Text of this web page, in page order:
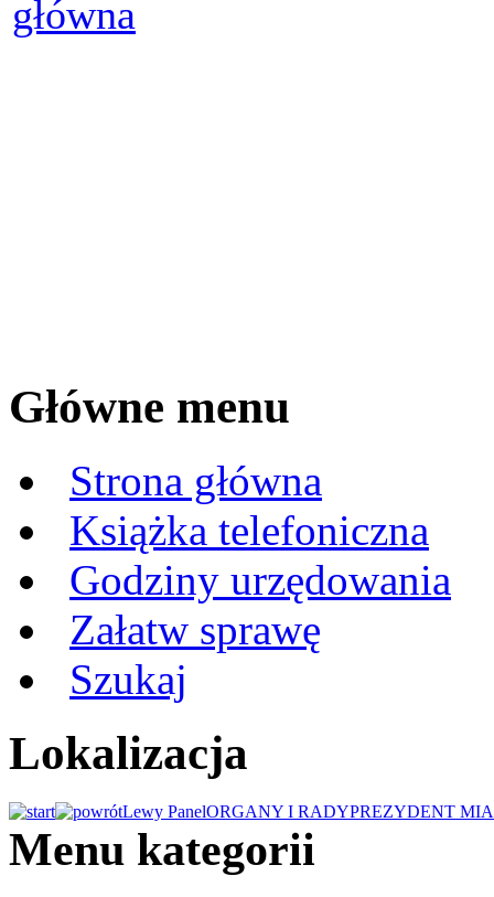
Główne menu
Strona główna
Książka telefoniczna
Godziny urzędowania
Załatw sprawę
Szukaj
Lokalizacja
Lewy PanelORGANY I RADYPREZYDENT
Menu kategorii